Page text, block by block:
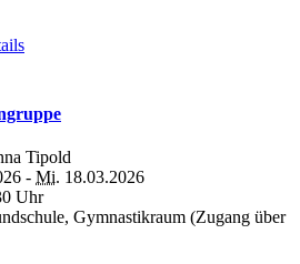
Tipold
- Mi. 18.03.2026
Uhr
Gymnastikraum (Zugang über